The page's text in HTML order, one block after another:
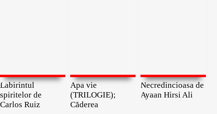
Labirintul
spiritelor de
Carlos Ruiz
Apa vie
(TRILOGIE);
Căderea
Necredincioasa de
Ayaan Hirsi Ali